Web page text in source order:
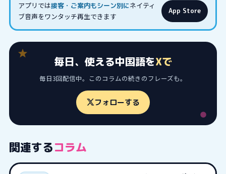
アプリでは接客・ご案内もシーン別にネイティ
ブ音声をワンタッチ再生できます
App Store
毎日、使える中国語をXで
毎日3回配信中。このコラムの続きのフレーズも。
フォローする
関連するコラム